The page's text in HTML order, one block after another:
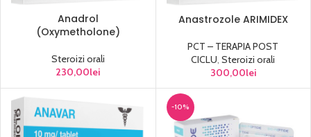
Anadrol
(Oxymetholone)
Steroizi orali
230,00lei
Anastrozole ARIMIDEX
PCT – TERAPIA POST
CICLU,Steroizi orali
300,00lei
-10%